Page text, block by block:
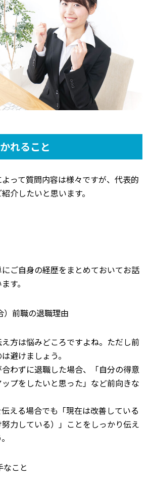
れること
って質問内容は様々ですが、代表的
介したいと思います。
ご自身の経歴をまとめておいてお話
す。
）前職の退職理由
方は悩みどころですよね。ただし前
避けましょう。
わずに退職した場合、「自分の得意
プをしたいと思った」など前向きな
える場合でも「現在は改善している
努力している）」ことをしっかり伝え
なこと